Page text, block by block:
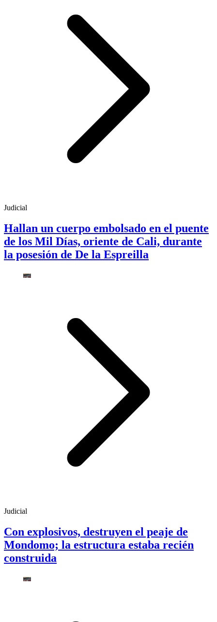
Judicial
Hallan un cuerpo embolsado en el puente
de los Mil Días, oriente de Cali, durante
la posesión de De la Espreilla
Judicial
Con explosivos, destruyen el peaje de
Mondomo; la estructura estaba recién
construida